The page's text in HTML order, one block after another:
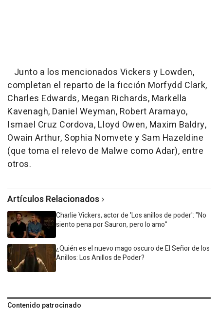
Junto a los mencionados Vickers y Lowden,
completan el reparto de la ficción Morfydd Clark,
Charles Edwards, Megan Richards, Markella
Kavenagh, Daniel Weyman, Robert Aramayo,
Ismael Cruz Cordova, Lloyd Owen, Maxim Baldry,
Owain Arthur, Sophia Nomvete y Sam Hazeldine
(que toma el relevo de Malwe como Adar), entre
otros.
Artículos Relacionados
Charlie Vickers, actor de 'Los anillos de poder': "No
siento pena por Sauron, pero lo amo"
¿Quién es el nuevo mago oscuro de El Señor de los
Anillos: Los Anillos de Poder?
Contenido patrocinado